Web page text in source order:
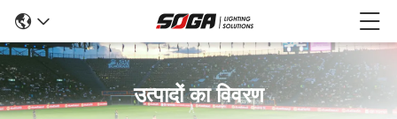
उत्पादों का विवरण